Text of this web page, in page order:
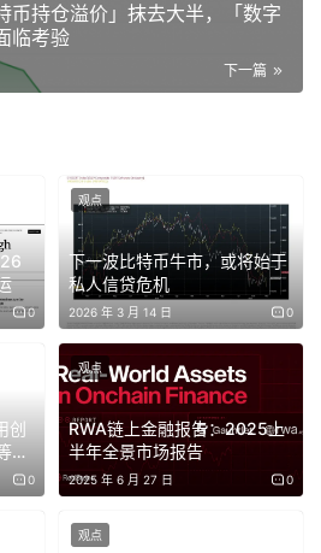
坊主网，早期投资者将解锁20%
9 月 1 日在以太坊主网上线，早
美元轮次）将解锁 20%，剩余
创始团队、顾问，以及合作伙伴
及首批申领开始时间为 9 月 1 日
本提案，该版本将于9月1日上线
版本提案，该版本将于2025年
去中心化的重要里程碑。更新包括
共识机制、亚秒级用户体验的
1559的费用市场。新版本将支
币持仓溢价」抹去大半，「数字
临考验
下一篇
0
下一波比特币牛市，或将始于
私人信贷危机
2026 年 3 月 14 日 0
观点
创
赛
0
RWA链上金融报告：2025上
半年全景市场报告
2025 年 6 月 27 日 0
观点
观点